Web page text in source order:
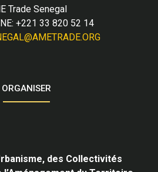
Trade Senegal
+221 33 820 52 14
ORGANISER
des Collectivités